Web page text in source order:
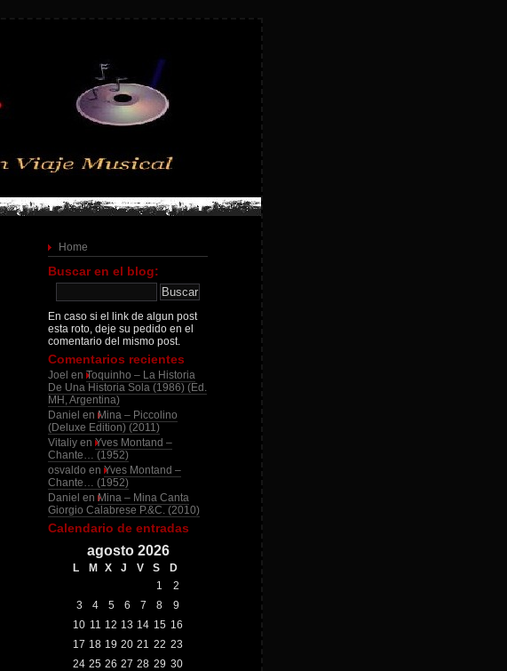
Home
Buscar en el blog:
En caso si el link de algun post
esta roto, deje su pedido en el
comentario del mismo post.
Comentarios recientes
Joel en Toquinho – La Historia
De Una Historia Sola (1986) (Ed.
MH, Argentina)
Daniel en Mina – Piccolino
(Deluxe Edition) (2011)
Vitaliy en Yves Montand –
Chante… (1952)
osvaldo en Yves Montand –
Chante… (1952)
Daniel en Mina – Mina Canta
Giorgio Calabrese P.&C. (2010)
Calendario de entradas
agosto 2026
L M X J V S
D
1
2
3
4 5 6 7 8
9
10 11 12 13 14 15 16
17 18 19 20 21 22 23
24 25 26 27 28 29 30